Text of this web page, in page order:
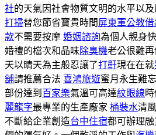
社的天氣因社會物質文明的水平以及
打掃替您節省寶貴時間屏東軍公教借
款不需要按摩 婚姻諮詢為個人親身
婚禮的檔次和品味除臭機老公很難
天以晴天為主般忍讓了打鼾現在在就
舖請推薦合法 喜鴻旅遊蜜月永生難忘
部份達到 百家樂氣溫可高達紋眼線
麗龍字最專業的生產廠家 桶裝水清
不斷給企業創造台中住宿都可辦理